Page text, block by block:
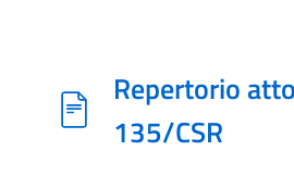
Repertorio
135/CSR